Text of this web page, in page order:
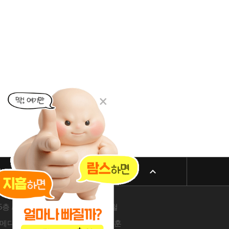
방침 패밀리 사이트
/ 605-26-86822 / 박윤찬, 김남철
디컬 14층 / 209-24-42511 / 서성훈